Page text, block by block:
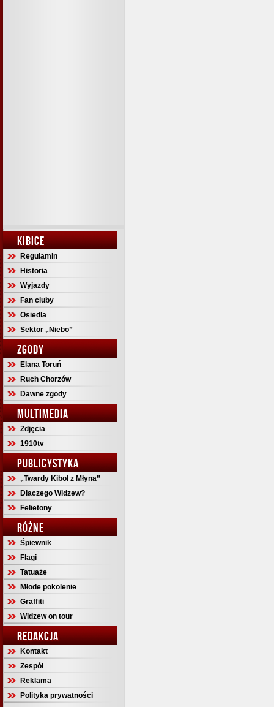
KIBICE
Regulamin
Historia
Wyjazdy
Fan cluby
Osiedla
Sektor „Niebo”
ZGODY
Elana Toruń
Ruch Chorzów
Dawne zgody
MULTIMEDIA
Zdjęcia
1910tv
PUBLICYSTYKA
„Twardy Kibol z Młyna”
Dlaczego Widzew?
Felietony
RÓŻNE
Śpiewnik
Flagi
Tatuaże
Młode pokolenie
Graffiti
Widzew on tour
REDAKCJA
Kontakt
Zespół
Reklama
Polityka prywatności